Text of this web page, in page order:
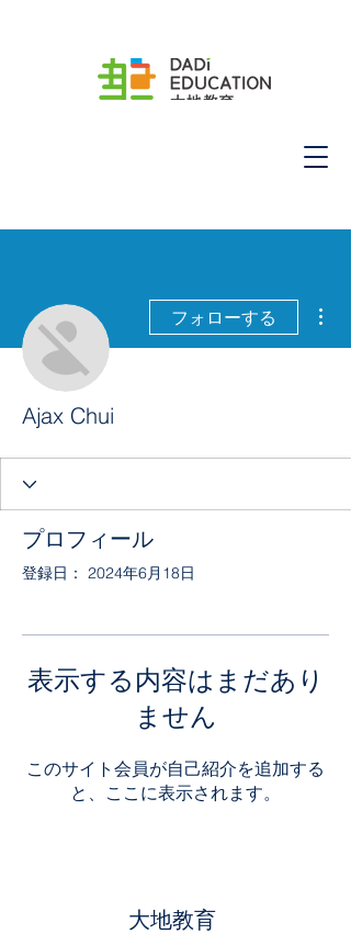
フォローする
Ajax Chui
プロフィール
登録日： 2024年6月18日
表示する内容はまだあり
ません
このサイト会員が自己紹介を追加する
と、ここに表示されます。
大地教育